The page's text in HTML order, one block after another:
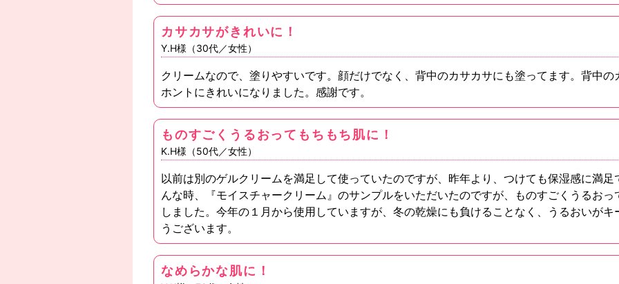
カサカサがきれいに！
Y.H様（30代／女性）
クリームなので、塗りやすいです。顔だけでなく、背中のカサカサにも塗ってます。背中
ホントにきれいになりました。感謝です。
ものすごくうるおってもちもち肌に！
K.H様（50代／女性）
以前は別のゲルクリームを満足して使っていたのですが、昨年より、つけても保湿感に満
んな時、『モイスチャークリーム』のサンプルをいただいたのですが、ものすごくうるお
しました。今年の１月から使用していますが、冬の乾燥にも負けることなく、うるおいが
うございます。
なめらかな肌に！